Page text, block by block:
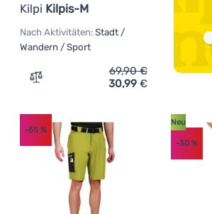
Kilpi Kilpis-M
Nach Aktivitäten: Stadt /
Wandern / Sport
Zum Vergleich 'Shorts Kilpi Kilpis-
69,90€
30,99 €
-55 %
Neu
-30%